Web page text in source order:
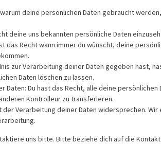
deine persönlichen Daten gebraucht
deine uns bekannten persönliche Daten
das Recht wann immer du wünscht, deine
zur Verarbeitung deiner Daten gegeben hast,
Daten löschen zu lassen.
Daten: Du hast das Recht, alle deine
Kontrolleur zu transferieren.
der Verarbeitung deiner Daten widersprechen.
uns bitte. Bitte beziehe dich auf die